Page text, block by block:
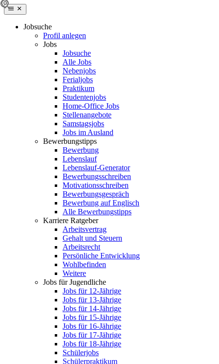
Jobsuche
Profil anlegen
Jobs
Jobsuche
Alle Jobs
Nebenjobs
Ferialjobs
Praktikum
Studentenjobs
Home-Office Jobs
Stellenangebote
Samstagsjobs
Jobs im Ausland
Bewerbungstipps
Bewerbung
Lebenslauf
Lebenslauf-Generator
Bewerbungsschreiben
Motivationsschreiben
Bewerbungsgespräch
Bewerbung auf Englisch
Alle Bewerbungstipps
Karriere Ratgeber
Arbeitsvertrag
Gehalt und Steuern
Arbeitsrecht
Persönliche Entwicklung
Wohlbefinden
Weitere
Jobs für Jugendliche
Jobs für 12-Jährige
Jobs für 13-Jährige
Jobs für 14-Jährige
Jobs für 15-Jährige
Jobs für 16-Jährige
Jobs für 17-Jährige
Jobs für 18-Jährige
Schülerjobs
Schülerpraktikum